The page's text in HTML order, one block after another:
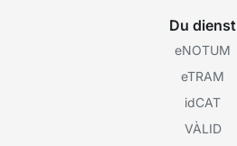
Du dienst
eNOTUM
eTRAM
idCAT
VÀLID